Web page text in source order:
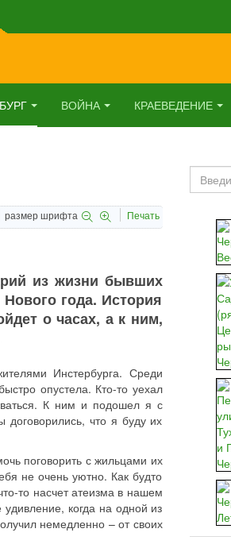
ВОЙНА КРАЕВЕДЕНИЕ
размер шрифта Печать
из жизни бывших
года. История
о часах, а к ним,
Инстербурга. Среди
опустела. Кто-то уехал
К ним и подошел я с
что я буду их
поговорить с жильцами их
не очень уютно. Как будто
то насчет атеизма в нашем
когда на одной из
немедленно – от своих
Искать...